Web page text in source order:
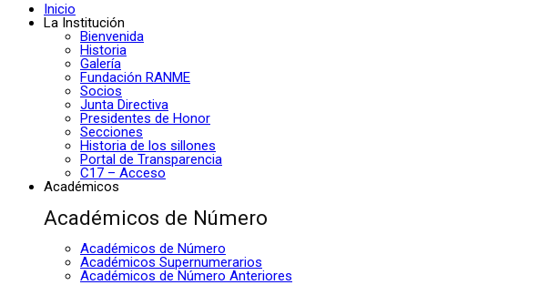
Inicio
La Institución
Bienvenida
Historia
Galería
Fundación RANME
Socios
Junta Directiva
Presidentes de Honor
Secciones
Historia de los sillones
Portal de Transparencia
C17 – Acceso
Académicos
Académicos de Número
Académicos de Número
Académicos Supernumerarios
Académicos de Número Anteriores